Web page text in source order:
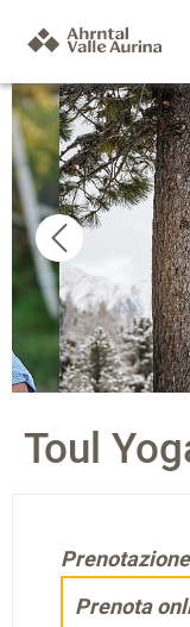
Toul
Prenotazione
Prenota